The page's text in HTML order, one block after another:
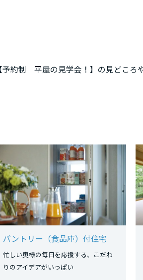
約制 平屋の見学会！】の見どころ
パントリー（食品庫）付住宅
忙しい奥様の毎日を応援する、こだわ
りのアイデアがいっぱい
府
府
県